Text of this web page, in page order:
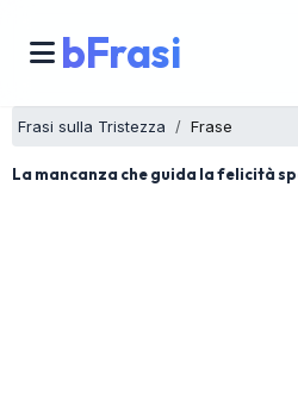
bFrasi
Frasi sulla Tristezza Frase
La mancanza che guida la felicità